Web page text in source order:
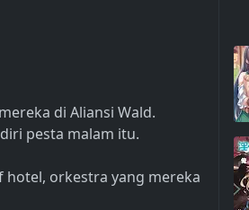
di Aliansi Wald.
pesta malam itu.
hotel, orkestra yang mereka